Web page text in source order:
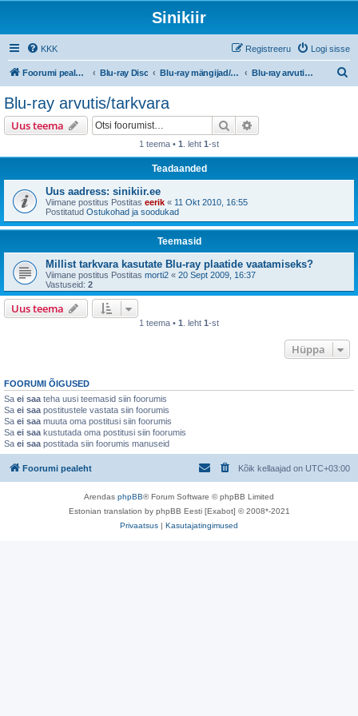
Sinikiir
KKK Logi sisse
Registreeru
Foorumi pealeht Blu-ray Disc Blu-ray mängijad/riistvara Blu-ray arvutis/tarkvara
Blu-ray arvutis/tarkvara
Uus teema Otsi
1 teema • 1 . leht 1-st
Teadaanded
Uus aadress: sinikiir.ee
Viimane postitus Postitas eerik « 11 Okt 2010, 16:55
Postitatud Ostukohad ja soodukad
Teemasid
Millist tarkvara kasutate Blu-ray plaatide vaatamiseks?
Viimane postitus Postitas morti2 « 20 Sept 2009, 16:37
Vastuseid: 2
Uus teema
1 teema • 1 . leht 1-st
Hüppa
FOORUMI ÕIGUSED
Sa ei saa teha uusi teemasid siin foorumis
Sa ei saa postitustele vastata siin foorumis
Sa ei saa muuta oma postitusi siin foorumis
Sa ei saa kustutada oma postitusi siin foorumis
Sa ei saa postitada siin foorumis manuseid
Foorumi pealeht Kõik kellaajad on UTC+03:00
Arendas phpBB® Forum Software © phpBB Limited
Estonian translation by phpBB Eesti [Exabot] © 2008*-2021
Privaatsus | Kasutajatingimused